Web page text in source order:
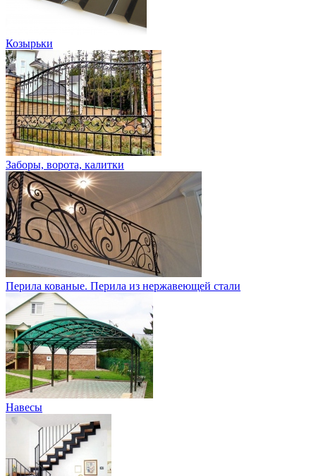
Козырьки
Заборы, ворота, калитки
Перила кованые. Перила из нержавеющей стали
Навесы